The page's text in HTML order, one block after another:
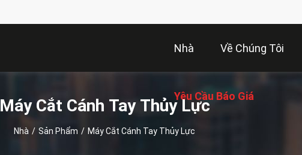
Nhà Về Chúng Tôi
Yêu Cầu Báo Giá
Máy Cắt Cánh Tay Thủy Lực
Nhà / Sản Phẩm / Máy Cắt Cánh Tay Thủy Lực